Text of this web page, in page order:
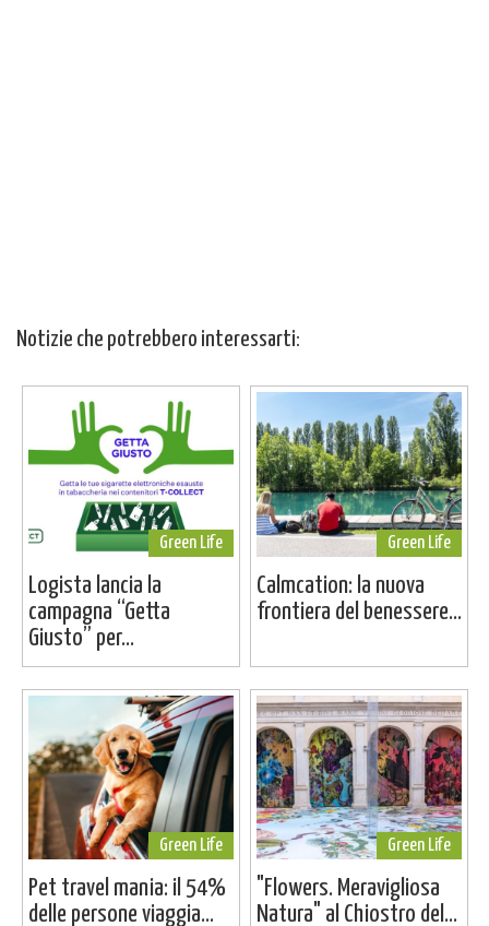
Notizie che potrebbero interessarti:
Green Life
Logista lancia la
campagna “Getta
Giusto” per...
Green Life
Calmcation: la nuova
frontiera del benessere...
Green Life
Pet travel mania: il 54%
delle persone viaggia...
Green Life
"Flowers. Meravigliosa
Natura" al Chiostro del...